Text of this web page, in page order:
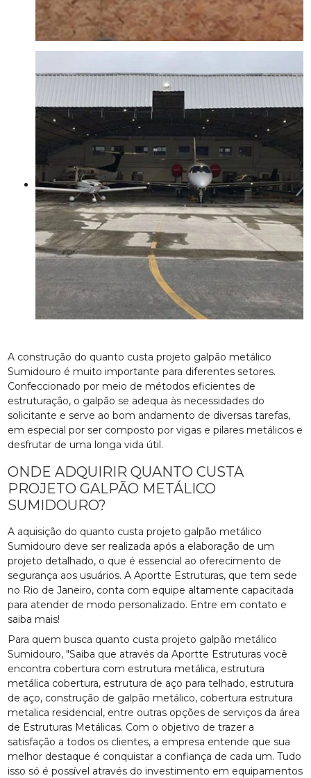
A construção do quanto custa projeto galpão metálico
Sumidouro é muito importante para diferentes setores.
Confeccionado por meio de métodos eficientes de
estruturação, o galpão se adequa às necessidades do
solicitante e serve ao bom andamento de diversas tarefas,
em especial por ser composto por vigas e pilares metálicos e
desfrutar de uma longa vida útil.
ONDE ADQUIRIR QUANTO CUSTA
PROJETO GALPÃO METÁLICO
SUMIDOURO?
A aquisição do quanto custa projeto galpão metálico
Sumidouro deve ser realizada após a elaboração de um
projeto detalhado, o que é essencial ao oferecimento de
segurança aos usuários. A Aportte Estruturas, que tem sede
no Rio de Janeiro, conta com equipe altamente capacitada
para atender de modo personalizado. Entre em contato e
saiba mais!
Para quem busca quanto custa projeto galpão metálico
Sumidouro, "Saiba que através da Aportte Estruturas você
encontra cobertura com estrutura metálica, estrutura
metálica cobertura, estrutura de aço para telhado, estrutura
de aço, construção de galpão metálico, cobertura estrutura
metalica residencial, entre outras opções de serviços da área
de Estruturas Metálicas. Com o objetivo de trazer a
satisfação a todos os clientes, a empresa entende que sua
melhor destaque é conquistar a confiança de cada um. Tudo
isso só é possível através do investimento em equipamentos